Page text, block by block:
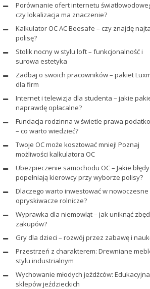
Porównanie ofert internetu
czy lokalizacja ma znaczenie?
Kalkulator OC AC Beesafe – czy znajdę
polisę?
Stolik nocny w stylu loft – funkcjonalność i
surowa estetyka
Zadbaj o swoich pracowników – pakiet
dla firm
Internet i telewizja dla studenta – jakie
naprawdę opłacalne?
Fundacja rodzinna w świetle prawa
– co warto wiedzieć?
Twoje OC może kosztować mniej! Poznaj
możliwości kalkulatora OC
Ubezpieczenie samochodu OC – Jakie błędy
popełniają kierowcy przy wyborze polisy?
Dlaczego warto inwestować w nowoczesne
opryskiwacze rolnicze?
Wyprawka dla niemowląt – jak uniknąć
zakupów?
Gry dla dzieci – rozwój przez zabawę i
Przestrzeń z charakterem: Drewniane
stylu industrialnym
Wychowanie młodych jeźdźców:
sklepów jeździeckich